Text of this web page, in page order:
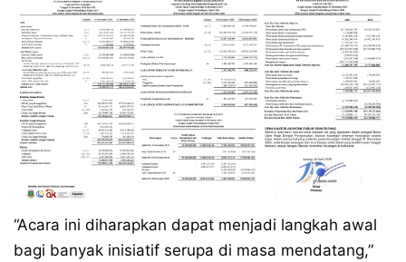
“Acara ini diharapkan dapat menjadi langkah awal
bagi banyak inisiatif serupa di masa mendatang,”